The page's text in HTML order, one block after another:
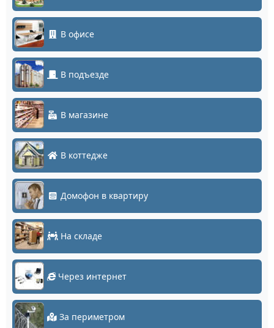
В офисе
В подъезде
В магазине
В коттедже
Домофон в квартиру
На складе
Через интернет
За периметром